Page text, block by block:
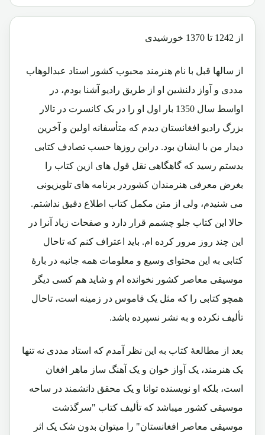
از 1242 تا 1370 خورشیدی
از سالها قبل با نام هنرمند محبوب کشور استاد عبدالوهاب
مددی و آواز دلنشین او از طریق رادیو آشنا بودم، در
اواسط سال 1350 بار اول او را در یک کانسرت در تالار
بزرگ رادیو افغانستان دیدم که متأسفانه اولین و آخرین
دیدار من با ایشان بود. دراین روزها حسب تصادف کتابی
بدستم رسید که گاهگاهی نقل قول های ازین کتاب را
بغرض معرفی هنرمندان کشوردر برنامه های تلویزیونی
می شنیدم، ولی از متن مکمل کتاب اطلاع دقیق نداشتم.
حالا این کتاب جلو چشمم قرار دارد و صفحات زیاد آنرا در
این چند روز مرور کرده ام. باید اعتراف کنم که تاحال
کتابی به این محتوای وسیع و معلومات همه جانبه در بارۀ
موسیقی معاصر کشور نخوانده ام و شاید هم کسی دیگر
همچو کتابی را که مثل یک قاموس در زمینه است، تاحال
تألیف نکرده و به نشر نسپرده باشد.
بعد از مطالعۀ کتاب به این نظر آمدم که استاد مددی نه تنها
یک هنرمند، یک آواز خوان و یک آهنگ ساز ماهر افغان
است، بلکه او نویسنده توانا و یک محقق دانشمند در ساحه
موسیقی کشور میباشد که تألیف کتاب "سرگذشت
موسیقی معاصر افغانستان" را میتوان بدون شک یک اثر